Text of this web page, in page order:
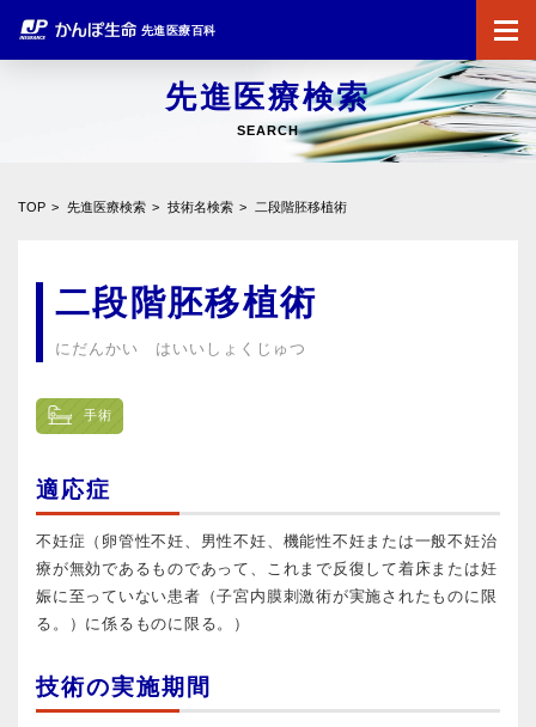
先進医療百科
先進医療検索
SEARCH
TOP 先進医療検索 技術名検索 二段階胚移植術
二段階胚移植術
にだんかい はいいしょくじゅつ
手術
適応症
不妊症（卵管性不妊、男性不妊、機能性不妊または一般不妊治
療が無効であるものであって、これまで反復して着床または妊
娠に至っていない患者（子宮内膜刺激術が実施されたものに限
る。）に係るものに限る。）
技術の実施期間